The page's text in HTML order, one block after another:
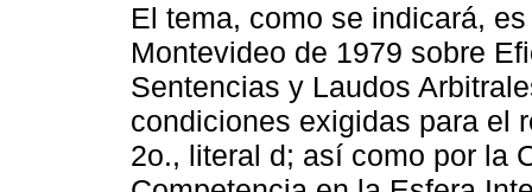
El tema, como se indicará,
Montevideo de 1979 sobre
Sentencias y Laudos
condiciones exigidas para el
2o., literal d; así como por la